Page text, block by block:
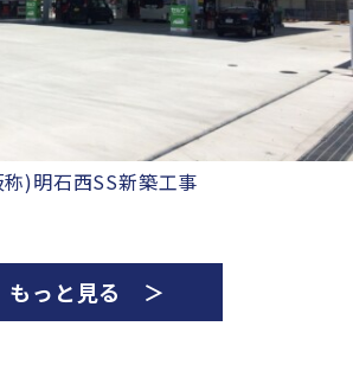
もっと見る ＞
)明石西SS新築工事